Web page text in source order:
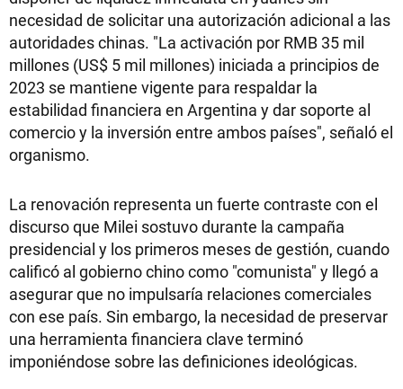
necesidad de solicitar una autorización adicional a las
autoridades chinas. "La activación por RMB 35 mil
millones (US$ 5 mil millones) iniciada a principios de
2023 se mantiene vigente para respaldar la
estabilidad financiera en Argentina y dar soporte al
comercio y la inversión entre ambos países", señaló el
organismo.
La renovación representa un fuerte contraste con el
discurso que Milei sostuvo durante la campaña
presidencial y los primeros meses de gestión, cuando
calificó al gobierno chino como "comunista" y llegó a
asegurar que no impulsaría relaciones comerciales
con ese país. Sin embargo, la necesidad de preservar
una herramienta financiera clave terminó
imponiéndose sobre las definiciones ideológicas.